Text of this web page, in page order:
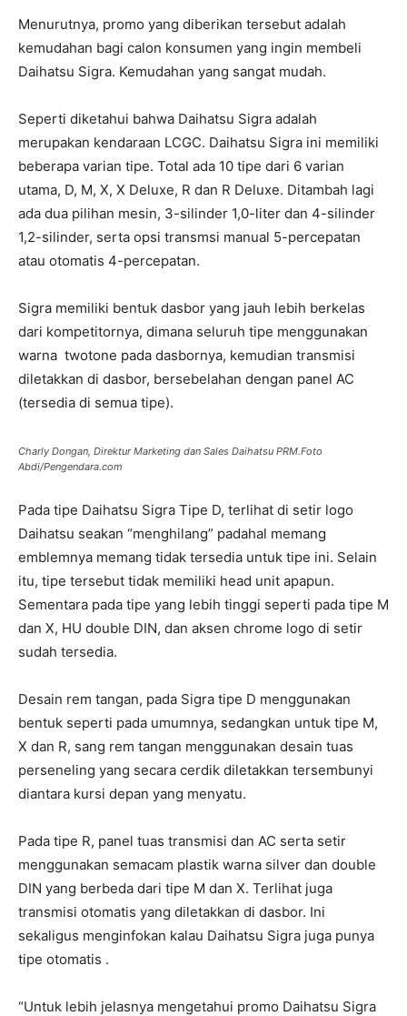
Menurutnya, promo yang diberikan tersebut adalah
kemudahan bagi calon konsumen yang ingin membeli
Daihatsu Sigra. Kemudahan yang sangat mudah.
Seperti diketahui bahwa Daihatsu Sigra adalah
merupakan kendaraan LCGC. Daihatsu Sigra ini memiliki
beberapa varian tipe. Total ada 10 tipe dari 6 varian
utama, D, M, X, X Deluxe, R dan R Deluxe. Ditambah lagi
ada dua pilihan mesin, 3-silinder 1,0-liter dan 4-silinder
1,2-silinder, serta opsi transmsi manual 5-percepatan
atau otomatis 4-percepatan.
Sigra memiliki bentuk dasbor yang jauh lebih berkelas
dari kompetitornya, dimana seluruh tipe menggunakan
warna twotone pada dasbornya, kemudian transmisi
diletakkan di dasbor, bersebelahan dengan panel AC
(tersedia di semua tipe).
Charly Dongan, Direktur Marketing dan Sales Daihatsu PRM.Foto
Abdi/Pengendara.com
Pada tipe Daihatsu Sigra Tipe D, terlihat di setir logo
Daihatsu seakan “menghilang” padahal memang
emblemnya memang tidak tersedia untuk tipe ini. Selain
itu, tipe tersebut tidak memiliki head unit apapun.
Sementara pada tipe yang lebih tinggi seperti pada tipe M
dan X, HU double DIN, dan aksen chrome logo di setir
sudah tersedia.
Desain rem tangan, pada Sigra tipe D menggunakan
bentuk seperti pada umumnya, sedangkan untuk tipe M,
X dan R, sang rem tangan menggunakan desain tuas
perseneling yang secara cerdik diletakkan tersembunyi
diantara kursi depan yang menyatu.
Pada tipe R, panel tuas transmisi dan AC serta setir
menggunakan semacam plastik warna silver dan double
DIN yang berbeda dari tipe M dan X. Terlihat juga
transmisi otomatis yang diletakkan di dasbor. Ini
sekaligus menginfokan kalau Daihatsu Sigra juga punya
tipe otomatis .
“Untuk lebih jelasnya mengetahui promo Daihatsu Sigra